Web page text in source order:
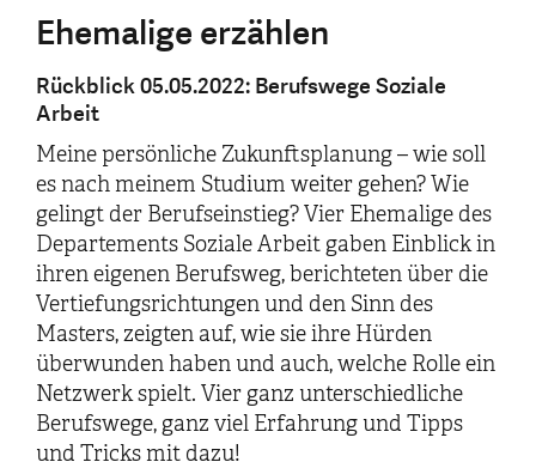
Ehemalige erzählen
Rückblick 05.05.2022: Berufswege Soziale
Arbeit
Meine persönliche Zukunftsplanung – wie soll
es nach meinem Studium weiter gehen? Wie
gelingt der Berufseinstieg? Vier Ehemalige des
Departements Soziale Arbeit gaben Einblick in
ihren eigenen Berufsweg, berichteten über die
Vertiefungsrichtungen und den Sinn des
Masters, zeigten auf, wie sie ihre Hürden
überwunden haben und auch, welche Rolle ein
Netzwerk spielt. Vier ganz unterschiedliche
Berufswege, ganz viel Erfahrung und Tipps
und Tricks mit dazu!